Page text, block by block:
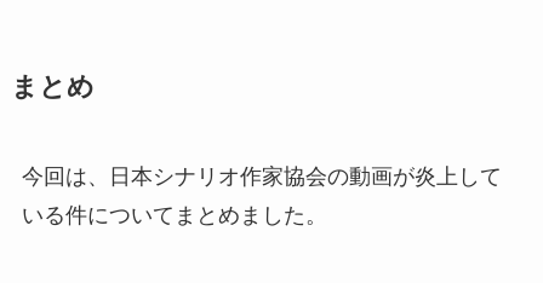
まとめ
今回は、日本シナリオ作家協会の動画が炎上して
いる件についてまとめました。